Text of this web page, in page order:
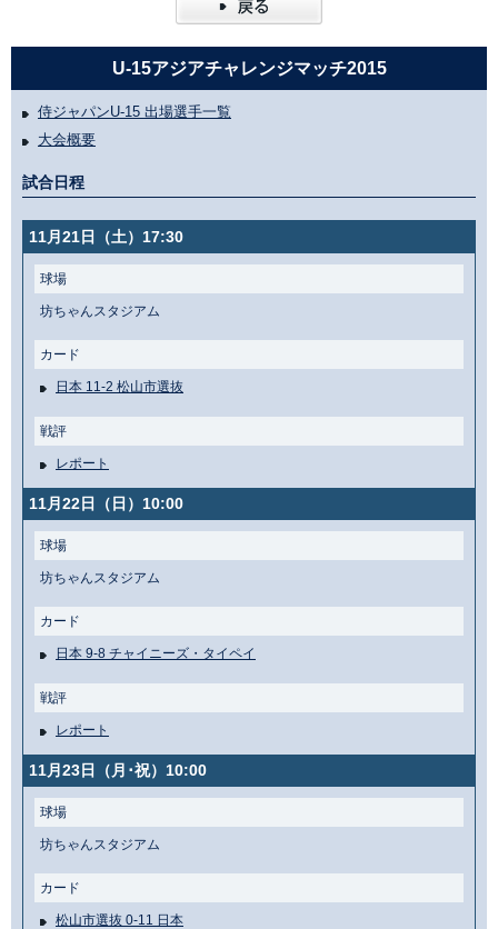
U-15アジアチャレンジマッチ2015
侍ジャパンU-15 出場選手一覧
大会概要
試合日程
11月21日（土）17:30
球場
坊ちゃんスタジアム
カード
日本 11-2 松山市選抜
戦評
レポート
11月22日（日）10:00
球場
坊ちゃんスタジアム
カード
日本 9-8 チャイニーズ・タイペイ
戦評
レポート
11月23日（月･祝）10:00
球場
坊ちゃんスタジアム
カード
松山市選抜 0-11 日本